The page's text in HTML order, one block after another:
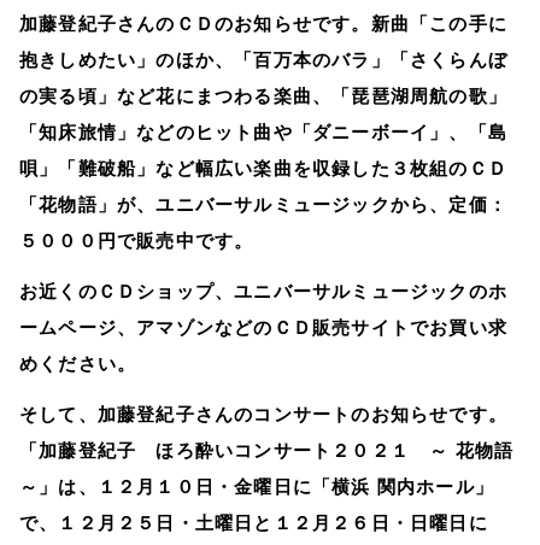
加藤登紀子さんのＣＤのお知らせです。新曲「この手に
抱きしめたい」のほか、「百万本のバラ」「さくらんぼ
の実る頃」など花にまつわる楽曲、「琵琶湖周航の歌」
「知床旅情」などのヒット曲や「ダニーボーイ」、「島
唄」「難破船」など幅広い楽曲を収録した３枚組のＣＤ
「花物語」が、ユニバーサルミュージックから、定価：
５０００円で販売中です。
お近くのＣＤショップ、ユニバーサルミュージックのホ
ームページ、アマゾンなどのＣＤ販売サイトでお買い求
めください。
そして、加藤登紀子さんのコンサートのお知らせです。
「加藤登紀子 ほろ酔いコンサート２０２１ ～ 花物語
～」は、１２月１０日・金曜日に「横浜 関内ホール」
で、１２月２５日・土曜日と１２月２６日・日曜日に